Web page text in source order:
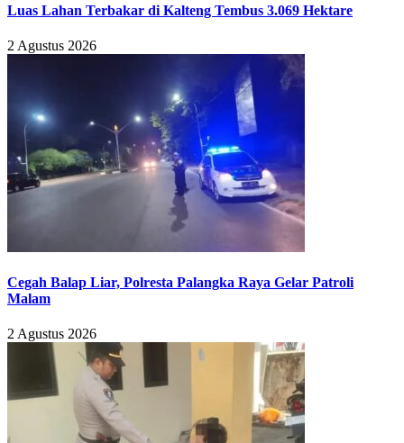
Luas Lahan Terbakar di Kalteng Tembus 3.069 Hektare
2 Agustus 2026
Cegah Balap Liar, Polresta Palangka Raya Gelar Patroli
Malam
2 Agustus 2026